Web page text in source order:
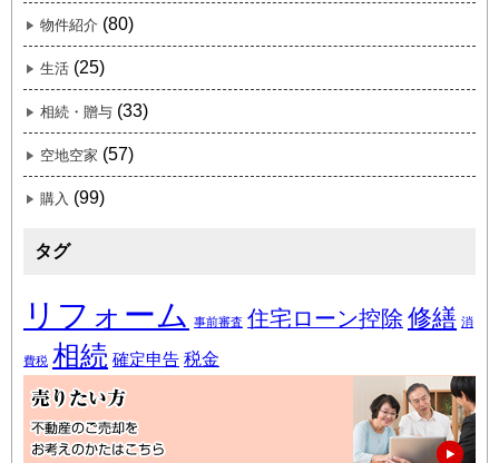
物件紹介 (80)
生活 (25)
相続・贈与 (33)
空地空家 (57)
購入 (99)
タグ
リフォーム 事前審査 住宅ローン控除 修繕 消
費税 相続 確定申告 税金